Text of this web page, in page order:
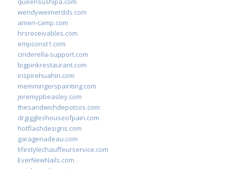
wendyweimerdds.com
ameri-camp.com
hrsreceivables.com
empconst1.com
cinderella-support.com
bigpinkrestaurant.com
inspirehuahin.com
memmingerspainting.com
jeremypbeasley.com
thesandwichdepotcos.com
drgiggleshouseofpain.com
hotflashdesigns.com
garagenadeau.com
lifestylechauffeurservice.com
EverNewNails.com